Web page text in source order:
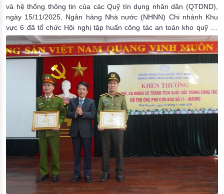
và hệ thống thông tin của các Quỹ tín dụng nhân dân (QTDND),
ngày 15/11/2025, Ngân hàng Nhà nước (NHNN) Chi nhánh Khu
vực 6 đã tổ chức Hội nghị tập huấn công tác an toàn kho quỹ và
an toàn hệ thống thông tin cho các QTDND trên địa bàn thành phố
Hải Phòng và tỉnh Quảng Ninh.